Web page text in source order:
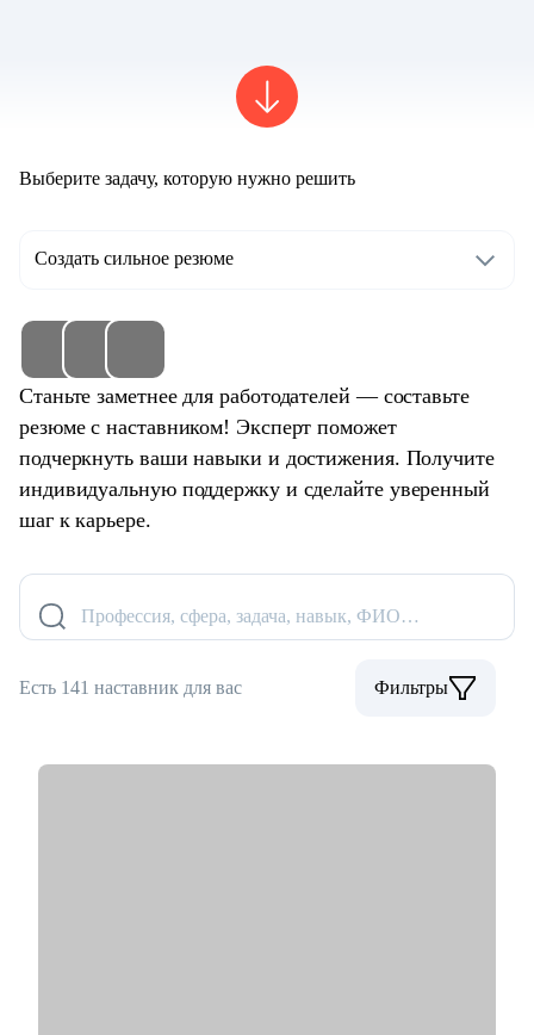
Выберите задачу, которую нужно решить
Создать сильное резюме
Станьте заметнее для работодателей — составьте
резюме с наставником! Эксперт поможет
подчеркнуть ваши навыки и достижения. Получите
индивидуальную поддержку и сделайте уверенный
шаг к карьере.
Профессия, сфера, задача, навык, ФИО…
Есть 141 наставник для вас Фильтры